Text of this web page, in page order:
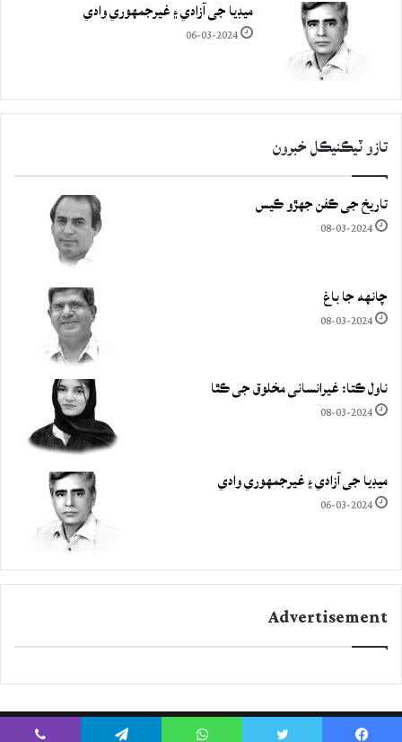
ميڊيا جي آزادي ۽ غيرجمھوري وادي
06-03-2024
تازو ٽيڪنيڪل خبرون
تاريخ جي ڪفن جھڙو ڪيس
08-03-2024
چانهه جا باغ
08-03-2024
ناول ڪتا: غيرانساني مخلوق جي ڪٿا
08-03-2024
ميڊيا جي آزادي ۽ غيرجمھوري وادي
06-03-2024
Advertisement